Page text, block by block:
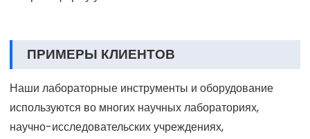
течение длительного времени, и обычно мы используем
фанерные ящики или картонные коробки с лотками. Мы
с весом и размером товара. Конечно, вы также можете
выбрать форму упаковки.